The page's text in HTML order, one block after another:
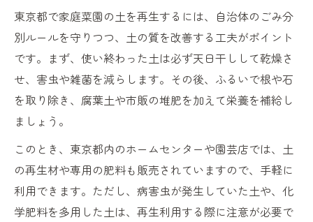
東京都で家庭菜園の土を再生するには、自治体のごみ分
別ルールを守りつつ、土の質を改善する工夫がポイント
です。まず、使い終わった土は必ず天日干しして乾燥さ
せ、害虫や雑菌を減らします。その後、ふるいで根や石
を取り除き、腐葉土や市販の堆肥を加えて栄養を補給し
ましょう。
このとき、東京都内のホームセンターや園芸店では、土
の再生材や専用の肥料も販売されていますので、手軽に
利用できます。ただし、病害虫が発生していた土や、化
学肥料を多用した土は、再生利用する際に注意が必要で